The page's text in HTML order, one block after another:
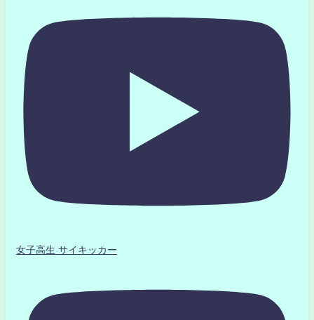
女子高生 サイキッカー